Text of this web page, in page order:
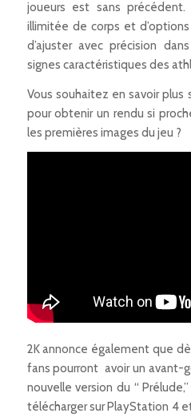
joueurs est sans
illimitée de corps et
d’ajuster avec précision
signes caractéristiques des
Vous souhaitez en savoir plus
pour obtenir un rendu si
les premières images du jeu ?
2K annonce également que
fans pourront avoir un avant-
nouvelle version du “
télécharger sur PlayStation 4